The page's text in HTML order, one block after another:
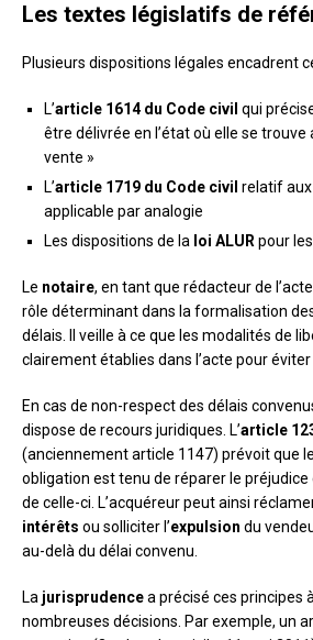
Les textes législatifs de
Plusieurs dispositions légales encadrent
L’article 1614 du Code civil qui
être délivrée en l’état où elle se
vente »
L’article 1719 du Code civil relatif aux
applicable par analogie
Les dispositions de la loi ALUR pour
Le notaire, en tant que rédacteur de
rôle déterminant dans la formalisation
délais. Il veille à ce que les modalités de
clairement établies dans l’acte pour
En cas de non-respect des délais
dispose de recours juridiques. L’article
(anciennement article 1147) prévoit que
obligation est tenu de réparer le préjudice
de celle-ci. L’acquéreur peut ainsi
intérêts ou solliciter l’expulsion du
au-delà du délai convenu.
La jurisprudencea précisé ces principes
nombreuses décisions. Par exemple, un